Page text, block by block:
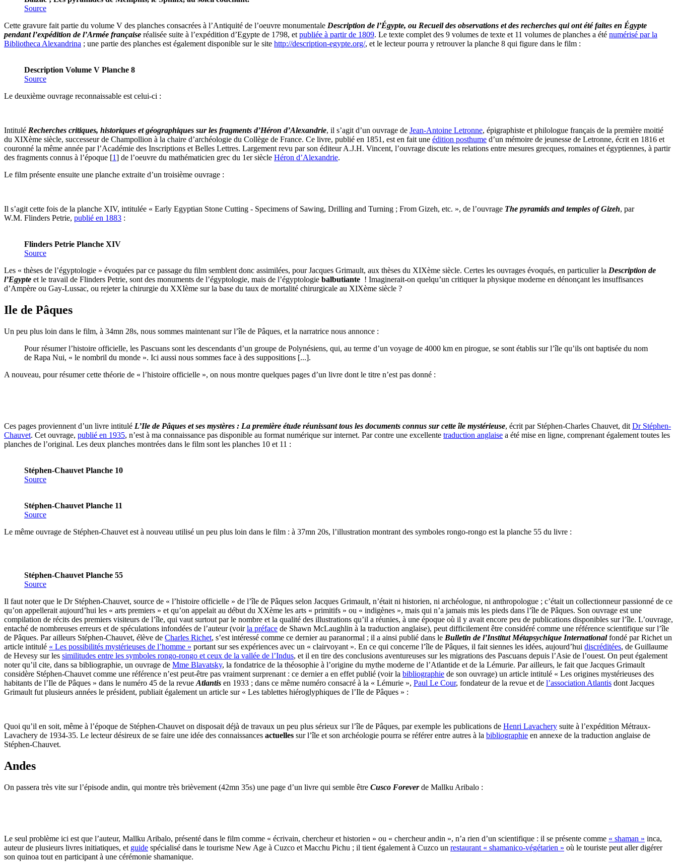
Source
Cette gravure fait partie du volume V des planches consacrées à l’Antiquité de l’oeuvre monumentale Description de l’Égypte, ou Recueil des observations et des recherches qui ont été faites en Égypte
pendant l’expédition de l’Armée française réalisée suite à l’expédition d’Egypte de 1798, etpubliée à partir de 1809. Le texte complet des 9 volumes de texte et 11 volumes de planches a été numérisé par la
Bibliotheca Alexandrina ; une partie des planches est également disponible sur le site http://description-egypte.org/, et le lecteur pourra y retrouver la planche 8 qui figure dans le film :
Description Volume V Planche 8
Source
Le deuxième ouvrage reconnaissable est celui-ci :
Intitulé Recherches critiques, historiques et géographiques sur les fragments d’Héron d’Alexandrie, il s’agit d’un ouvrage de Jean-Antoine Letronne, épigraphiste et philologue français de la première moitié
du XIXème siècle, successeur de Champollion à la chaire d’archéologie du Collège de France. Ce livre, publié en 1851, est en fait une édition posthume d’un mémoire de jeunesse de Letronne, écrit en 1816 et
couronné la même année par l’Académie des Inscriptions et Belles Lettres. Largement revu par son éditeur A.J.H. Vincent, l’ouvrage discute les relations entre mesures grecques, romaines et égyptiennes, à partir
des fragments connus à l’époque [1] de l’oeuvre du mathématicien grec du 1er siècle Héron d’Alexandrie.
Le film présente ensuite une planche extraite d’un troisième ouvrage :
Il s’agit cette fois de la planche XIV, intitulée « Early Egyptian Stone Cutting - Specimens of Sawing, Drilling and Turning ; From Gizeh, etc. », de l’ouvrage The pyramids and temples of Gizeh, par
W.M. Flinders Petrie, publié en 1883 :
Flinders Petrie Planche XIV
Source
Les « thèses de l’égyptologie » évoquées par ce passage du film semblent donc assimilées, pour Jacques Grimault, aux thèses du XIXème siècle. Certes les ouvrages évoqués, en particulier la Description de
l’Egypte et le travail de Flinders Petrie, sont des monuments de l’égyptologie, mais de l’égyptologie balbutiante ! Imaginerait-on quelqu’un critiquer la physique moderne en dénonçant les insuffisances
d’Ampère ou Gay-Lussac, ou rejeter la chirurgie du XXIème sur la base du taux de mortalité chirurgicale au XIXème siècle ?
Ile de Pâques
Un peu plus loin dans le film, à 34mn 28s, nous sommes maintenant sur l’île de Pâques, et la narratrice nous annonce :
Pour résumer l’histoire officielle, les Pascuans sont les descendants d’un groupe de Polynésiens, qui, au terme d’un voyage de 4000 km en pirogue, se sont établis sur l’île qu’ils ont baptisée du nom
de Rapa Nui, « le nombril du monde ». Ici aussi nous sommes face à des suppositions [...].
A nouveau, pour résumer cette théorie de « l’histoire officielle », on nous montre quelques pages d’un livre dont le titre n’est pas donné :
Ces pages proviennent d’un livre intitulé L’Ile de Pâques et ses mystères : La première étude réunissant tous les documents connus sur cette île mystérieuse, écrit par Stéphen-Charles Chauvet, dit Dr Stéphen-
Chauvet. Cet ouvrage, publié en 1935, n’est à ma connaissance pas disponible au format numérique sur internet. Par contre une excellente traduction anglaise a été mise en ligne, comprenant également toutes les
planches de l’original. Les deux planches montrées dans le film sont les planches 10 et 11 :
Stéphen-Chauvet Planche 10
Source
Stéphen-Chauvet Planche 11
Source
Le même ouvrage de Stéphen-Chauvet est à nouveau utilisé un peu plus loin dans le film : à 37mn 20s, l’illustration montrant des symboles rongo-rongo est la planche 55 du livre :
Stéphen-Chauvet Planche 55
Source
Il faut noter que le Dr Stéphen-Chauvet, source de « l’histoire officielle » de l’île de Pâques selon Jacques Grimault, n’était ni historien, ni archéologue, ni anthropologue ; c’était un collectionneur passionné de ce
qu’on appellerait aujourd’hui les « arts premiers » et qu’on appelait au début du XXème les arts « primitifs » ou « indigènes », mais qui n’a jamais mis les pieds dans l’île de Pâques. Son ouvrage est une
compilation de récits des premiers visiteurs de l’île, qui vaut surtout par le nombre et la qualité des illustrations qu’il a réunies, à une époque où il y avait encore peu de publications disponibles sur l’île. L’ouvrage,
entaché de nombreuses erreurs et de spéculations infondées de l’auteur (voirla préface de Shawn McLaughlin à la traduction anglaise), peut difficilement être considéré comme une référence scientifique sur l’île
de Pâques. Par ailleurs Stéphen-Chauvet, élève de Charles Richet, s’est intéressé comme ce dernier au paranormal ; il a ainsi publié dans le Bulletin de l’Institut Métapsychique Internationalfondé par Richet un
article intitulé « Les possibilités mystérieuses de l’homme » portant sur ses expériences avec un « clairvoyant ». En ce qui concerne l’île de Pâques, il fait siennes les idées, aujourd’hui discréditées, de Guillaume
de Hevesy sur les similitudes entre les symboles rongo-rongo et ceux de la vallée de l’Indus, et il en tire des conclusions aventureuses sur les migrations des Pascuans depuis l’Asie de l’ouest. On peut également
noter qu’il cite, dans sa bibliographie, un ouvrage de Mme Blavatsky, la fondatrice de la théosophie à l’origine du mythe moderne de l’Atlantide et de la Lémurie. Par ailleurs, le fait que Jacques Grimault
considère Stéphen-Chauvet comme une référence n’est peut-être pas vraiment surprenant : ce dernier a en effet publié (voir la bibliographie de son ouvrage) un article intitulé « Les origines mystérieuses des
habitants de l’Ile de Pâques » dans le numéro 45 de la revue Atlantis en 1933 ; dans ce même numéro consacré à la « Lémurie », Paul Le Cour, fondateur de la revue et de l’association Atlantis dont Jacques
Grimault fut plusieurs années le président, publiait également un article sur « Les tablettes hiéroglyphiques de l’Ile de Pâques » :
Quoi qu’il en soit, même à l’époque de Stéphen-Chauvet on disposait déjà de travaux un peu plus sérieux sur l’île de Pâques, par exemple les publications de Henri Lavachery suite à l’expédition Métraux-
Lavachery de 1934-35. Le lecteur désireux de se faire une idée des connaissances actuelles sur l’île et son archéologie pourra se référer entre autres à la bibliographie en annexe de la traduction anglaise de
Stéphen-Chauvet.
Andes
On passera très vite sur l’épisode andin, qui montre très brièvement (42mn 35s) une page d’un livre qui semble être Cusco Foreverde Mallku Aribalo :
Le seul problème ici est que l’auteur, Mallku Aribalo, présenté dans le film comme « écrivain, chercheur et historien » ou « chercheur andin », n’a rien d’un scientifique : il se présente comme « shaman » inca,
auteur de plusieurs livres initiatiques, et guide spécialisé dans le tourisme New Age à Cuzco et Macchu Pichu ; il tient également à Cuzco un restaurant « shamanico-végétarien » où le touriste peut aller digérer
son quinoa tout en participant à une cérémonie shamanique.